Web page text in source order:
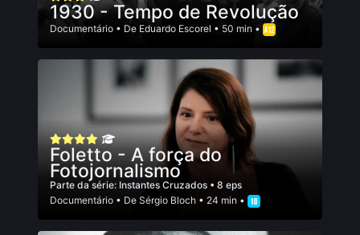
1930 - Tempo de Revolução
Documentário • De Eduardo Escorel • 50 min •
Foletto - A força do
Fotojornalismo
Parte da série: Instantes Cruzados • 8 eps
Documentário • De Sérgio Bloch • 24 min •